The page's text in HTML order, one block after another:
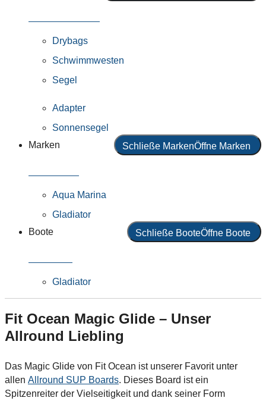
Drybags
Schwimmwesten
Segel
Adapter
Sonnensegel
Marken
Schließe MarkenÖffne Marken
Aqua Marina
Gladiator
Boote
Schließe BooteÖffne Boote
Gladiator
Fit Ocean Magic Glide – Unser
Allround Liebling
Das Magic Glide von Fit Ocean ist unserer Favorit unter
allen Allround SUP Boards. Dieses Board ist ein
Spitzenreiter der Vielseitigkeit und dank seiner Form